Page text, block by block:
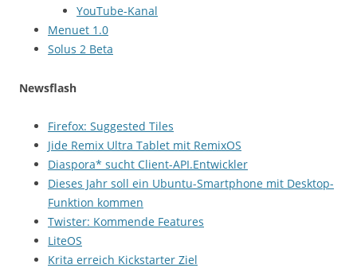
YouTube-Kanal
Menuet 1.0
Solus 2 Beta
Newsflash
Firefox: Suggested Tiles
Jide Remix Ultra Tablet mit RemixOS
Diaspora* sucht Client-API.Entwickler
Dieses Jahr soll ein Ubuntu-Smartphone mit Desktop-
Funktion kommen
Twister: Kommende Features
LiteOS
Krita erreich Kickstarter Ziel